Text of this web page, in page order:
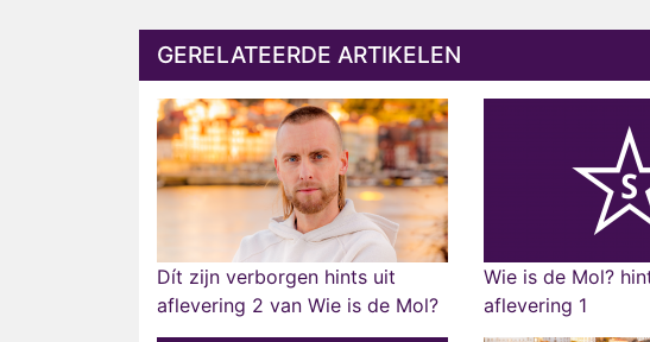
GERELATEERDE ARTIKELEN
Dít zijn verborgen hints uit
aflevering 2 van Wie is de Mol?
Wie is de Mol?
aflevering 1